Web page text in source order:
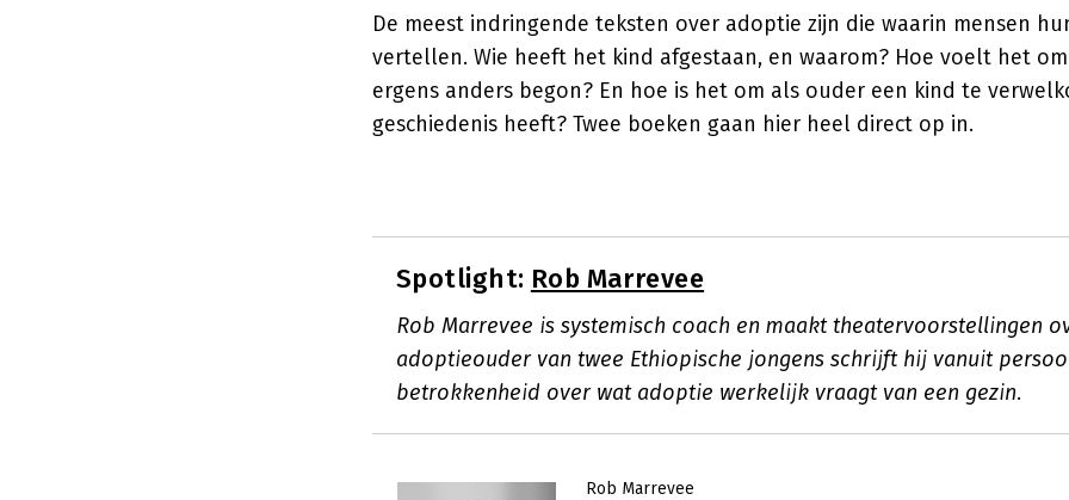
De meest indringende teksten over adoptie zijn die waarin mensen
vertellen. Wie heeft het kind afgestaan, en waarom? Hoe voelt het
ergens anders begon? En hoe is het om als ouder een kind te
geschiedenis heeft? Twee boeken gaan hier heel direct op in.
Spotlight: Rob Marrevee
Rob Marrevee is systemisch coach en maakt theatervoorstellingen
adoptieouder van twee Ethiopische jongens schrijft hij vanuit
betrokkenheid over wat adoptie werkelijk vraagt van een gezin.
Rob Marrevee